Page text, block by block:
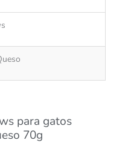
para gatos
70g